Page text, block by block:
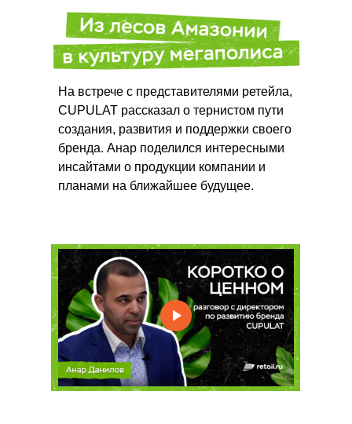
На встрече с представителями ретейла,
CUPULAT рассказал о тернистом пути
создания, развития и поддержки своего
бренда. Анар поделился интересными
инсайтами о продукции компании и
планами на ближайшее будущее.